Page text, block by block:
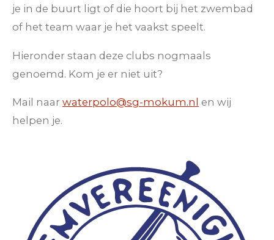
je in de buurt ligt of die hoort bij het zwembad
of het team waar je het vaakst speelt.
Hieronder staan deze clubs nogmaals
genoemd. Kom je er niet uit?
Mail naar waterpolo@sg-mokum.nl en wij
helpen je.